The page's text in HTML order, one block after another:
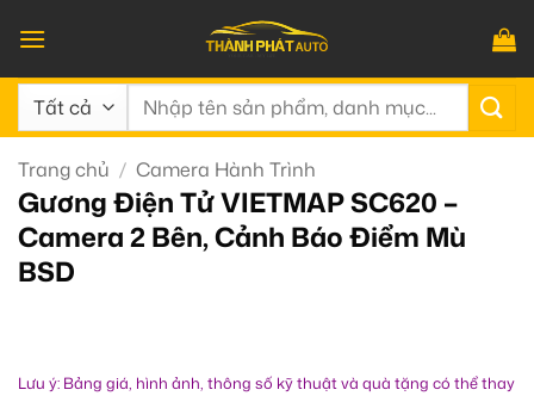
qua
nội
dung
Tìm
Trang chủ / Camera Hành Trình
Gương Điện Tử VIETMAP SC620 –
Camera 2 Bên, Cảnh Báo Điểm Mù
BSD
Lưu ý: Bảng giá, hình ảnh, thông số kỹ thuật và quà tặng có thể thay